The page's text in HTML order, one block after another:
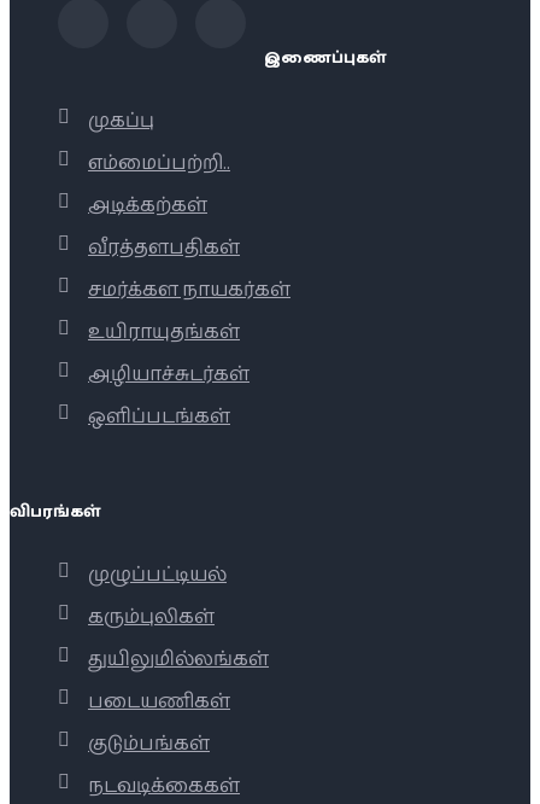
இணைப்புகள்
முகப்பு
எம்மைப்பற்றி..
அடிக்கற்கள்
வீரத்தளபதிகள்
சமர்க்கள நாயகர்கள்
உயிராயுதங்கள்
அழியாச்சுடர்கள்
ஒளிப்படங்கள்
விபரங்கள்
முழுப்பட்டியல்
கரும்புலிகள்
துயிலுமில்லங்கள்
படையணிகள்
குடும்பங்கள்
நடவடிக்கைகள்